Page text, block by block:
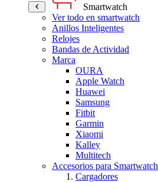
Smartwatch
Ver todo en smartwatch
Anillos Inteligentes
Relojes
Bandas de Actividad
Marca
OURA
Apple Watch
Huawei
Samsung
Fitbit
Garmin
Xiaomi
Kalley
Multitech
Accesorios para Smartwatch
Cargadores